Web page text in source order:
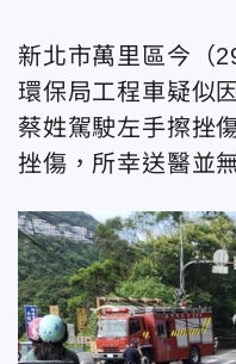
新北市萬里區今（
環保局工程車疑似
蔡姓駕駛左手擦挫
挫傷，所幸送醫並